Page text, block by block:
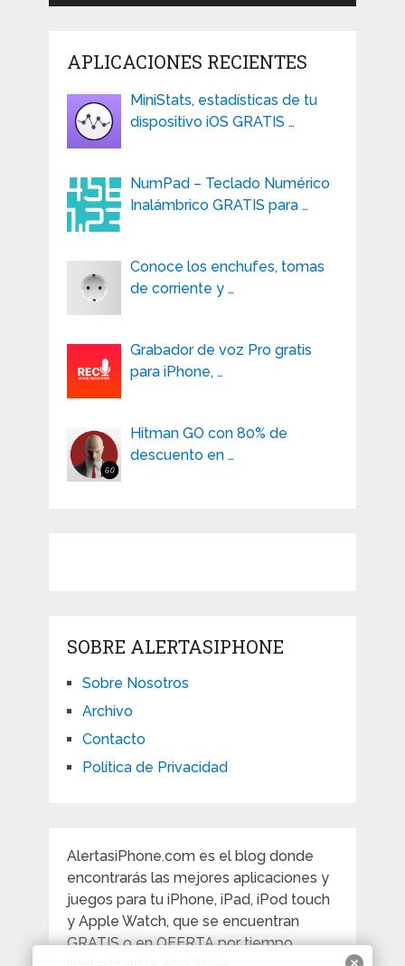
APLICACIONES RECIENTES
MiniStats, estadísticas de tu
dispositivo iOS GRATIS …
NumPad – Teclado Numérico
Inalámbrico GRATIS para …
Conoce los enchufes, tomas
de corriente y …
Grabador de voz Pro gratis
para iPhone, …
Hitman GO con 80% de
descuento en …
SOBRE ALERTASIPHONE
Sobre Nosotros
Archivo
Contacto
Política de Privacidad
AlertasiPhone.com es el blog donde
encontrarás las mejores aplicaciones y
juegos para tu iPhone, iPad, iPod touch
y Apple Watch, que se encuentran
GRATIS o en OFERTA por tiempo